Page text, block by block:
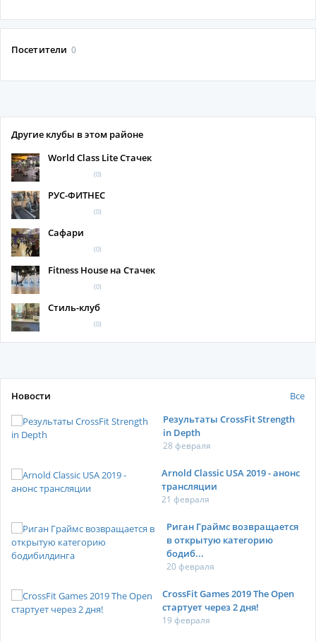
Посетители 0
Другие клубы в этом районе
World Class Lite Стачек
(0)
РУС-ФИТНЕС
(0)
Сафари
(0)
Fitness House на Стачек
(0)
Стиль-клуб
(0)
Новости
Все
Результаты CrossFit Strength
in Depth
28 февраля
Arnold Classic USA 2019 - анонс
трансляции
21 февраля
Риган Граймс возвращается
в открытую категорию
бодиб...
20 февраля
CrossFit Games 2019 The Open
стартует через 2 дня!
19 февраля